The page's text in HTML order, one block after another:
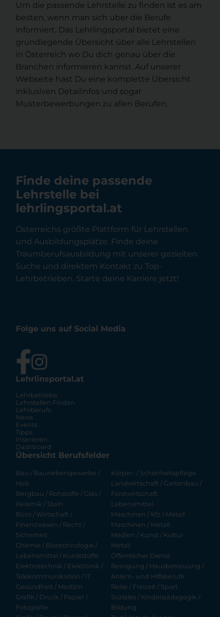
Um die passende Lehrstelle zu finden ist es am
besten, wenn man sich über die Berufe
informiert. Das Lehrlingsportal bietet eine
grundlegende Übersicht über alle Lehrstellen
in Österreich wo Du dich genau über die
Branchen informieren kannst. Auf unserer
Webseite hast Du eine komplette Übersicht
inklusiven Detailinfos und sogar
Musterbewerbungen zu allen Berufen.
Finde deine passende
Lehrstelle bei
lehrlingsportal.at
Österreichs größte Plattform für Lehrstellen
und Ausbildungsplätze. Finde deine
Traumberufsausbildung mit unserer gezielten
Suche und direktem Kontakt zu Top-
Lehrbetrieben. Starte deine Karriere jetzt!
Folge uns auf Social Media
Lehrlinsportal.at
Lehrbetriebe
Lehrstellen Finden
Lehrberufe
News
Events
Tipps
Inserieren
Dashboard
Übersicht Berufsfelder
Bau / Baunebengewerbe /
Holz
Bergbau / Rohstoffe / Glas /
Keramik / Stein
Büro / Wirtschaft /
Finanzwesen / Recht /
Sicherheit
Chemie / Biotechnologie /
Lebensmittel / Kunststoffe
Elektrotechnik / Elektronik /
Telekommunikation / IT
Gesundheit / Medizin
Grafik / Druck / Papier /
Fotografie
Körper- / Schönheitspflege
Landwirtschaft / Gartenbau /
Forstwirtschaft
Lebensmittel
Maschinen / Kfz / Metall
Maschinen / Metall
Medien / Kunst / Kultur
Metall
Öffentlicher Dienst
Reinigung / Hausbetreuung /
Anlern- und Hilfsberufe
Reise / Freizeit / Sport
Soziales / Kinderpädagogik /
Bildung